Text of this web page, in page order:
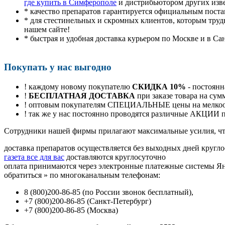
где купить в Симферополе и дистрибьютором других
* качество препаратов гарантируется официальным
* для стестинельных и скромных клиентов, которым
нашем сайте!
* быстрая и удобная доставка курьером по Москве и в
Покупать у нас выгодно
! каждому новому покупателю СКИДКА 10% -
! БЕСПЛАТНАЯ ДОСТАВКА при заказе товара на
! оптовым покупателям СПЕЦИАЛЬНЫЕ цены на
! так же у нас постоянно проводятся различные
Cотрудники нашей фирмы прилагают максимальные усилия,
доставка препаратов осуществляется без выходных дней
газета все для вас доставляются круглосуточно
оплата принимаются через электронные платежные системы
обратиться » по многоканальным телефонам:
8 (800)200-86-85 (по России звонок бесплатный),
+7 (800)200-86-85 (Санкт-Петербург)
+7 (800)200-86-85 (Москва)